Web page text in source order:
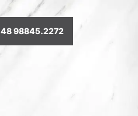
48 98845.2272